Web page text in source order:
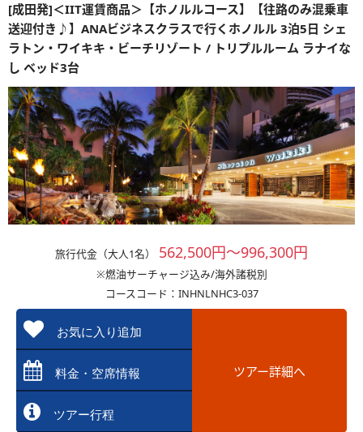
[成田発]＜IIT運賃商品＞【ホノルルコース】【往路のみ混乗車
送迎付き♪】ANAビジネスクラスで行くホノルル 3泊5日 シェ
ラトン・ワイキキ・ビーチリゾート / トリプルルーム ラナイな
し ベッド3台
旅行代金（大人1名） 562,500円～996,300円
※燃油サーチャージ込み/海外諸税別
コースコード：INHNLNHC3-037
お気に入り追加
料金・空席情報
ツアー行程
ツアー詳細へ